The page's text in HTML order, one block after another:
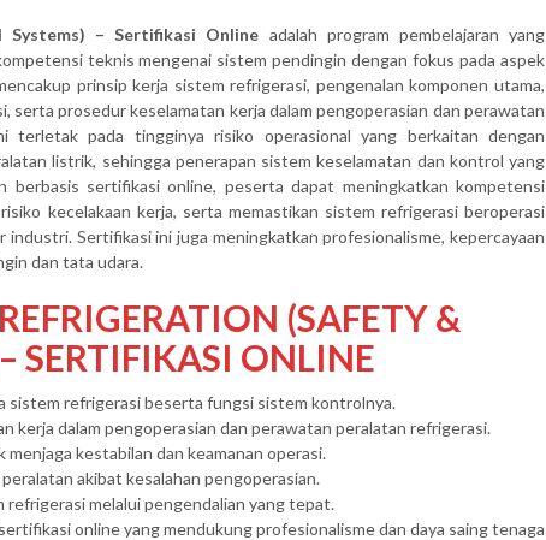
– Sertifikasi Online adalah program pembelajaran yang
teknis mengenai sistem pendingin dengan fokus pada aspek
prinsip kerja sistem refrigerasi, pengenalan komponen utama,
serta prosedur keselamatan kerja dalam pengoperasian dan perawatan
terletak pada tingginya risiko operasional yang berkaitan dengan
listrik, sehingga penerapan sistem keselamatan dan kontrol yang
berbasis sertifikasi online, peserta dapat meningkatkan kompetensi
kecelakaan kerja, serta memastikan sistem refrigerasi beroperasi
industri. Sertifikasi ini juga meningkatkan profesionalisme, kepercayaan
dan tata udara.
(SAFETY &
SERTIFIKASI ONLINE
sistem refrigerasi beserta fungsi sistem kontrolnya.
kerja dalam pengoperasian dan perawatan peralatan refrigerasi.
kestabilan dan keamanan operasi.
akibat kesalahan pengoperasian.
melalui pengendalian yang tepat.
online yang mendukung profesionalisme dan daya saing tenaga